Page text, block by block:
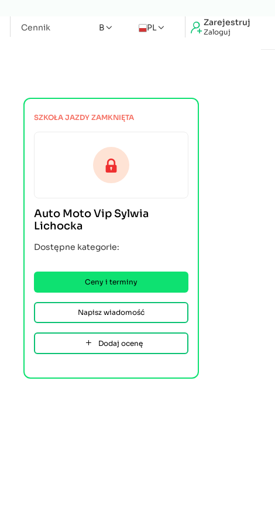
Zarejestruj
Zaloguj
PL
Cennik B
SZKOŁA JAZDY ZAMKNIĘTA
Auto Moto Vip Sylwia
Lichocka
Dostępne kategorie:
Ceny i terminy
Napisz wiadomość
Dodaj ocenę